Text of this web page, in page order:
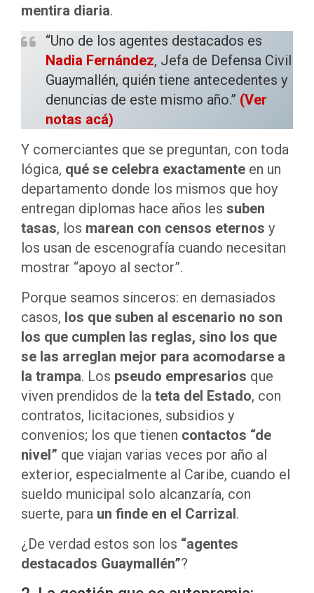
mentira diaria.
“Uno de los agentes destacados es
Nadia Fernández, Jefa de Defensa Civil
Guaymallén, quién tiene antecedentes y
denuncias de este mismo año.” (Ver
notas acá)
Y comerciantes que se preguntan, con toda
lógica, qué se celebra exactamente en un
departamento donde los mismos que hoy
entregan diplomas hace años les suben
tasas, los marean con censos eternos y
los usan de escenografía cuando necesitan
mostrar “apoyo al sector”.
Porque seamos sinceros: en demasiados
casos, los que suben al escenario no son
los que cumplen las reglas, sino los que
se las arreglan mejor para acomodarse a
la trampa. Los pseudo empresarios que
viven prendidos de la teta del Estado, con
contratos, licitaciones, subsidios y
convenios; los que tienen contactos “de
nivel” que viajan varias veces por año al
exterior, especialmente al Caribe, cuando el
sueldo municipal solo alcanzaría, con
suerte, para un finde en el Carrizal.
¿De verdad estos son los “agentes
destacados Guaymallén”?